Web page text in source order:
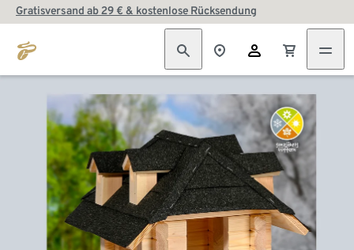
Gratisversand ab 29 € & kostenlose Rücksendung